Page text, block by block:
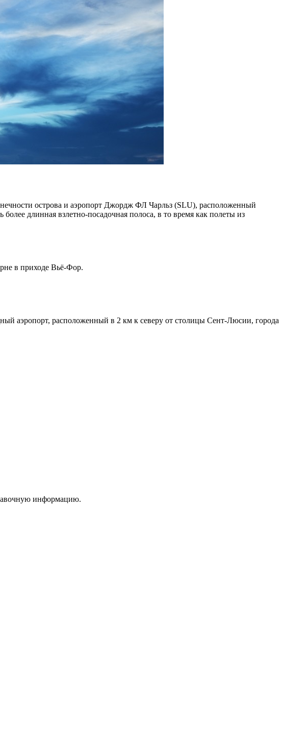
острова и аэропорт Джордж ФЛ Чарльз (SLU), расположенный
длинная взлетно-посадочная полоса, в то время как полеты из
в приходе Вьё-Фор.
аэропорт, расположенный в 2 км к северу от столицы Сент-Люсии, города
информацию.